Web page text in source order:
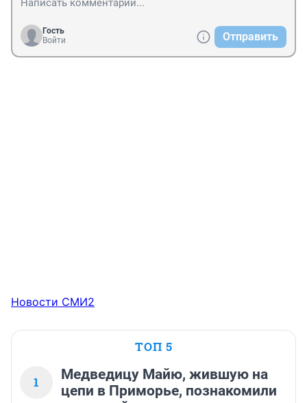
Гость
Войти
Отправить
Новости СМИ2
ТОП 5
1
Медведицу Майю, жившую на
цепи в Приморье, познакомили